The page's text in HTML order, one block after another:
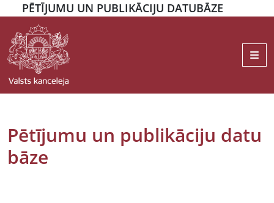
PĒTĪJUMU UN PUBLIKĀCIJU DATUBĀZE
Pētījumu un publikāciju datu
bāze